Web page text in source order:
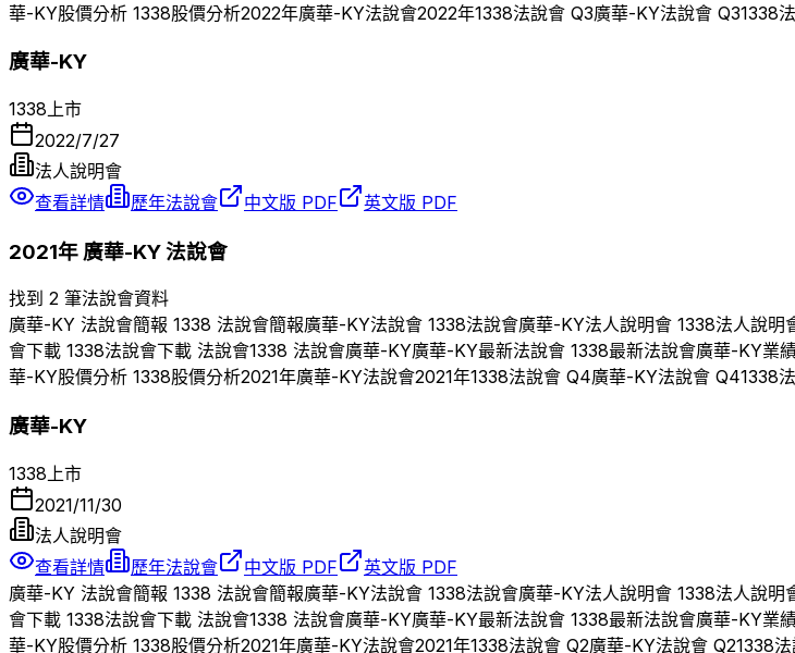
華-KY股價分析 1338股價分析2022年廣華-KY法說會2022年1338法說會 Q3廣華-KY法說會 Q31338
廣華-KY
1338上市
2022/7/27
法人說明會
查看詳情
歷年法說會 中文版 PDF 英文版 PDF
2021年 廣華-KY法說會
找到 2 筆法說會資料
廣華-KY 法說會簡報 1338 法說會簡報廣華-KY法說會 1338法說會廣華-KY法人說明會 1338法人說明
會下載 1338法說會下載 法說會1338 法說會廣華-KY廣華-KY最新法說會 1338最新法說會廣華-KY業
華-KY股價分析 1338股價分析2021年廣華-KY法說會2021年1338法說會 Q4廣華-KY法說會 Q41338
廣華-KY
1338 上市
2021/11/30
法人說明會
查看詳情
歷年法說會 中文版 PDF
英文版 PDF
廣華-KY 法說會簡報 1338 法說會簡報廣華-KY法說會 1338法說會廣華-KY法人說明會 1338法人說明
會下載 1338法說會下載 法說會1338 法說會廣華-KY廣華-KY最新法說會 1338最新法說會廣華-KY業
華-KY股價分析 1338股價分析2021年廣華-KY法說會2021年1338法說會 Q2廣華-KY法說會 Q21338